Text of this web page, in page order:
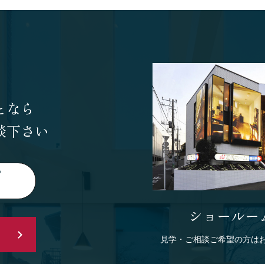
ら
下さい
ショール
見学・ご相談ご希望の方は